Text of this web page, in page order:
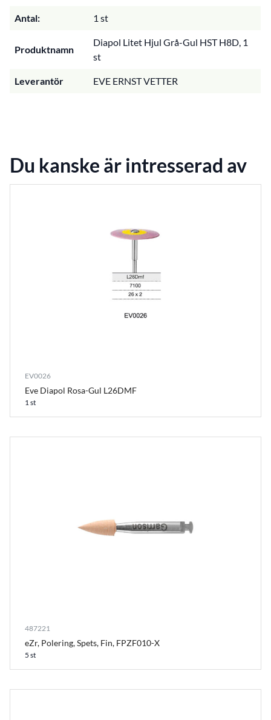
Antal: 1 st
Produktnamn
Diapol Litet Hjul Grå-Gul HST H8D, 1
st
Leverantör EVE ERNST VETTER
Du kanske är intresserad av
EV0026
Eve Diapol Rosa-Gul L26DMF
1 st
487221
eZr, Polering, Spets, Fin, FPZF010-X
5 st